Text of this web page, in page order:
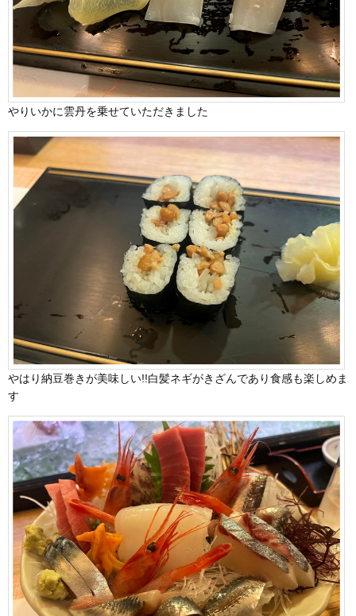
やりいかに雲丹を乗せていただきました
やはり納豆巻きが美味しい!!白髪ネギがきざんであり食感も楽しめま
す